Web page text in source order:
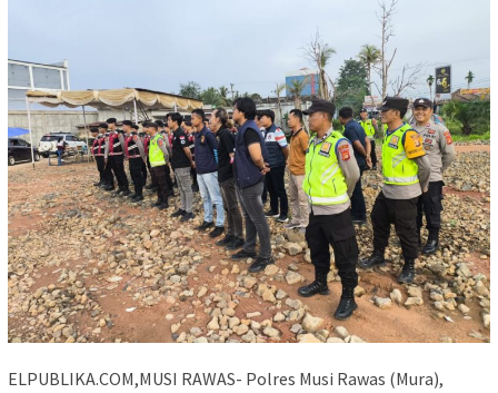
ELPUBLIKA.COM,MUSI RAWAS- Polres Musi Rawas (Mura),